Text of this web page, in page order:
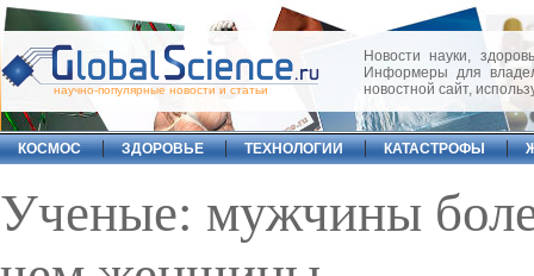
научно-популярные новости и статьи
Новости науки,
Информеры для
новостной сайт,
КОСМОС ЗДОРОВЬЕ ТЕХНОЛОГИИ КАТАСТРОФЫ
Ученые: мужчины